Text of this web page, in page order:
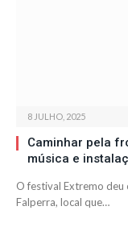
8 JULHO, 2025
Caminhar pela
música e
O festival Extremo deu
Falperra, local que…